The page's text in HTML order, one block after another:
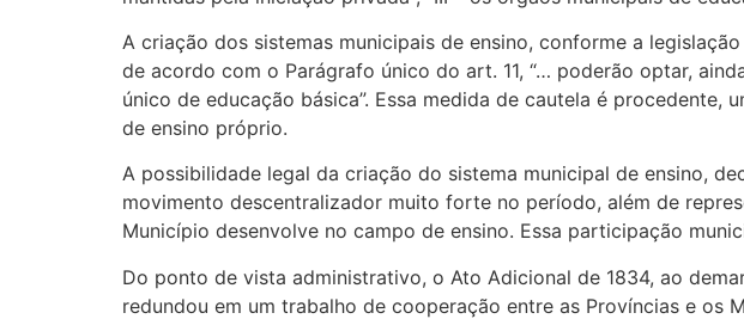
A criação dos sistemas municipais de ensino, conforme a
de acordo com o Parágrafo único do art. 11, “… poderão optar,
único de educação básica”. Essa medida de cautela é
de ensino próprio.
A possibilidade legal da criação do sistema municipal de ensino,
movimento descentralizador muito forte no período, além de
Município desenvolve no campo de ensino. Essa participação
Do ponto de vista administrativo, o Ato Adicional de 1834, ao
redundou em um trabalho de cooperação entre as Províncias e os